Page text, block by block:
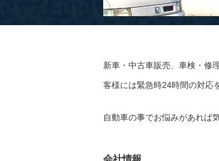
新車・中古車販売、車検・修
客様には緊急時24時間の対応
自動車の事でお悩みがあれば